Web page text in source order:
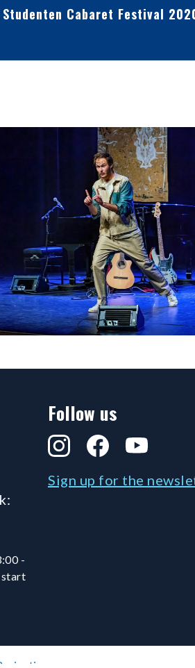
Cabaret Festival
-
start
Follow us
InstagramFacebookYouTube
Sign up for the